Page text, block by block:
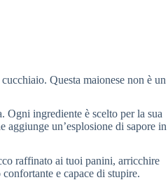
Questa maionese non è un
Ogni ingrediente è scelto per la sua
un’esplosione di sapore in
raffinato ai tuoi panini, arricchire
e capace di stupire.